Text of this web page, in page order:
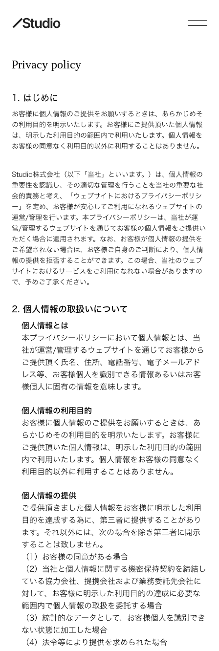
Privacy policy
1. はじめに
お客様に個人情報のご提供をお願いするときは、あらかじめそ
の利用目的を明示いたします。お客様にご提供頂いた個人情報
は、明示した利用目的の範囲内で利用いたします。個人情報を
お客様の同意なく利用目的以外に利用することはありません。
Studio株式会社（以下「当社」といいます。）は、個人情報の
重要性を認識し、その適切な管理を行うことを当社の重要な社
会的責務と考え、「ウェブサイトにおけるプライバシーポリシ
ー」を定め、お客様が安心してご利用になれるウェブサイトの
運営/管理を行います。本プライバシーポリシーは、当社が運
営/管理するウェブサイトを通じてお客様の個人情報をご提供い
ただく場合に適用されます。なお、お客様が個人情報の提供を
ご希望されない場合は、お客様ご自身のご判断により、個人情
報の提供を拒否することができます。この場合、当社のウェブ
サイトにおけるサービスをご利用になれない場合がありますの
で、予めご了承ください。
2. 個人情報の取扱いについて
個人情報とは
本プライバシーポリシーにおいて個人情報とは、当
社が運営/管理するウェブサイトを通じてお客様から
ご提供頂く氏名、住所、電話番号、電子メールアド
レス等、お客様個人を識別できる情報あるいはお客
様個人に固有の情報を意味します。
個人情報の利用目的
お客様に個人情報のご提供をお願いするときは、あ
らかじめその利用目的を明示いたします。お客様に
ご提供頂いた個人情報は、明示した利用目的の範囲
内で利用いたします。個人情報をお客様の同意なく
利用目的以外に利用することはありません。
個人情報の提供
ご提供頂きました個人情報をお客様に明示した利用
目的を達成する為に、第三者に提供することがあり
ます。それ以外には、次の場合を除き第三者に開示
することは致しません。
（1）お客様の同意がある場合
（2）当社と個人情報に関する機密保持契約を締結し
ている協力会社、提携会社および業務委託先会社に
対して、お客様に明示した利用目的の達成に必要な
範囲内で個人情報の取扱を委託する場合
（3）統計的なデータとして、お客様個人を識別でき
ない状態に加工した場合
（4）法令等により提供を求められた場合